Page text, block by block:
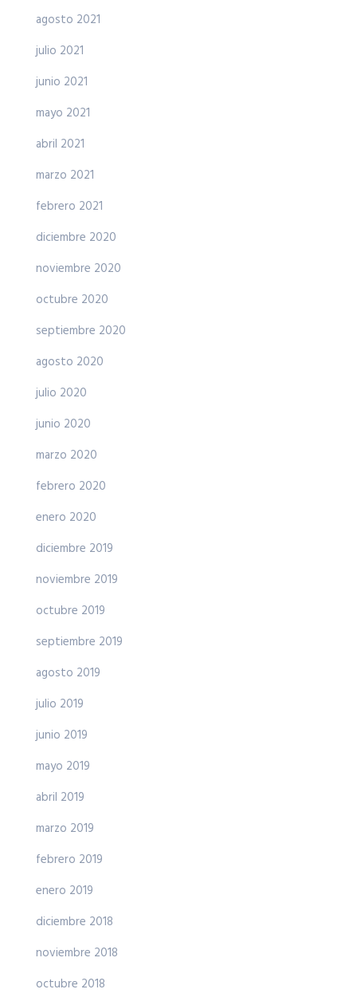
agosto 2021
julio 2021
junio 2021
mayo 2021
abril 2021
marzo 2021
febrero 2021
diciembre 2020
noviembre 2020
octubre 2020
septiembre 2020
agosto 2020
julio 2020
junio 2020
marzo 2020
febrero 2020
enero 2020
diciembre 2019
noviembre 2019
octubre 2019
septiembre 2019
agosto 2019
julio 2019
junio 2019
mayo 2019
abril 2019
marzo 2019
febrero 2019
enero 2019
diciembre 2018
noviembre 2018
octubre 2018